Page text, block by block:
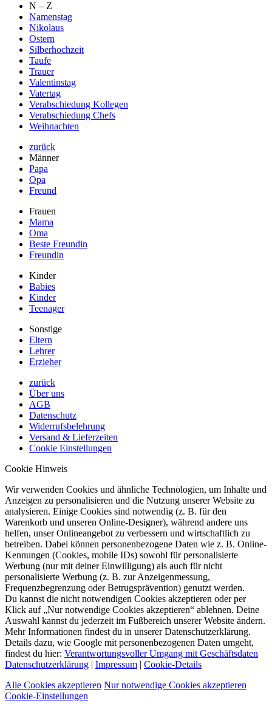
N – Z
Namenstag
Nikolaus
Ostern
Silberhochzeit
Taufe
Trauer
Valentinstag
Vatertag
Verabschiedung Kollegen
Verabschiedung Chefs
Weihnachten
zurück
Männer
Papa
Opa
Freund
Frauen
Mama
Oma
Beste Freundin
Freundin
Kinder
Babies
Kinder
Teenager
Sonstige
Eltern
Lehrer
Erzieher
zurück
Über uns
AGB
Datenschutz
Widerrufsbelehrung
Versand & Lieferzeiten
Cookie Einstellungen
Cookie Hinweis
Wir verwenden Cookies und ähnliche Technologien, um Inhalte und
Anzeigen zu personalisieren und die Nutzung unserer Website zu
analysieren. Einige Cookies sind notwendig (z. B. für den
Warenkorb und unseren Online-Designer), während andere uns
helfen, unser Onlineangebot zu verbessern und wirtschaftlich zu
betreiben. Dabei können personenbezogene Daten wie z. B. Online-
Kennungen (Cookies, mobile IDs) sowohl für personalisierte
Werbung (nur mit deiner Einwilligung) als auch für nicht
personalisierte Werbung (z. B. zur Anzeigenmessung,
Frequenzbegrenzung oder Betrugsprävention) genutzt werden.
Du kannst die nicht notwendigen Cookies akzeptieren oder per
Klick auf „Nur notwendige Cookies akzeptieren“ ablehnen. Deine
Auswahl kannst du jederzeit im Fußbereich unserer Website ändern.
Mehr Informationen findest du in unserer Datenschutzerklärung.
Details dazu, wie Google mit personenbezogenen Daten umgeht,
findest du hier: Verantwortungsvoller Umgang mit Geschäftsdaten
Datenschutzerklärung | Impressum | Cookie-Details
Alle Cookies akzeptieren Nur notwendige Cookies akzeptieren
Cookie-Einstellungen